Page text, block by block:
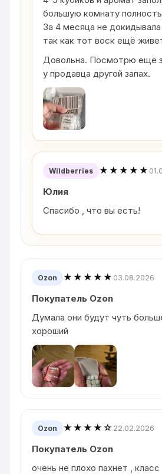
большую комнату
За 4 месяца не
так как тот воск ещё
Довольна. Посмотрю ещё
у продавца другой запах.
Wildberries ★★★★★
Юлия
Спасибо , что вы есть!
Ozon ★★★★★ 03.08.2026
Покупатель Ozon
Думала они будут чуть
хороший
Ozon ★★★★☆ 22.02.2026
Покупатель Ozon
очень не плохо пахнет , класс